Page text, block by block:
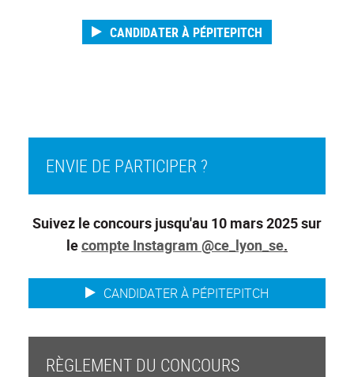
CANDIDATER À PÉPITEPITCH
ENVIE DE PARTICIPER ?
Suivez le concours jusqu'au 10 mars 2025 sur
lecompte Instagram @ce_lyon_se.
CANDIDATER À PÉPITEPITCH
RÈGLEMENT DU CONCOURS